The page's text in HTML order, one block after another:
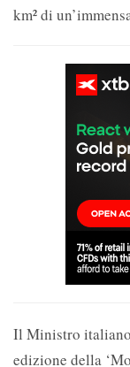
km² di
Il Ministro
edizione della